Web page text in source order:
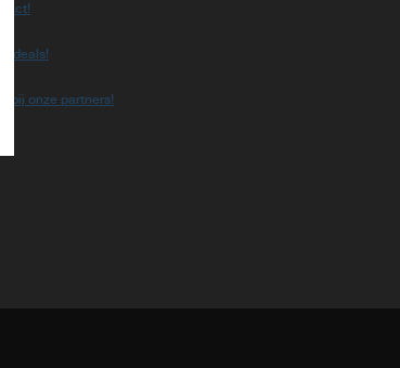
deals!
bij onze partners!